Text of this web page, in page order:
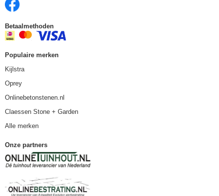
Betaalmethoden
Populaire merken
Kijlstra
Oprey
Onlinebetonstenen.nl
Claessen Stone + Garden
Alle merken
Onze partners